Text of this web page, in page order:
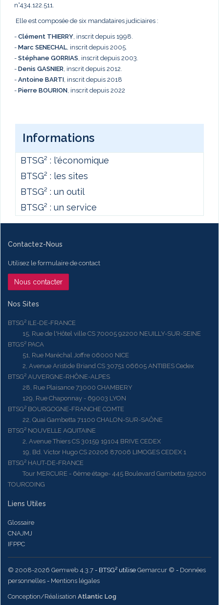
n°434.122.511.
Elle est composée de six mandataires judiciaires :
- Clément THIERRY, inscrit depuis 1998.
- Marc SENECHAL, inscrit depuis 2005.
- Stéphane GORRIAS, inscrit depuis 2003.
- Denis GASNIER, inscrit depuis 2012.
- Antoine BARTI, inscrit depuis 2018
- Pierre BOURION, inscrit depuis 2022
Informations
BTSG² : l'économique
BTSG² : les sites
BTSG² : un outil
BTSG² : un service
Contactez-Nous
Utilisez le formulaire de contact
Nous contacter
Nos Sites
BTSG² ILE-DE-FRANCE
15, Rue de l'Hôtel ville CS 70005 92200 NEUILLY-SUR-SEINE
BTGS² PACA
51, Rue Maréchal Joffre 06000 NICE
2, Avenue Aristide Briand CS 30751 06605 ANTIBES Cedex
BTSG² AUVERGNE-RHÔNE-ALPES
28, Rue Plaisance 73000 CHAMBERY
129, Rue Chaponnay - 69003 LYON
BTSG² BOURGOGNE-FRANCHE COMTE
22, Quai Gambetta 71100 CHALON-SUR-SAÔNE
BTSG² NOUVELLE AQUITAINE
2, Avenue Thiers CS 30159 19104 BRIVE CEDEX
19, Bd. Victor Hugo CS 20206 87006 LIMOGES CEDEX 1
BTSG² HAUT-DE-FRANCE
Tour MERCURE - 6ème étage- 445 Boulevard Gambetta 59200
TOURCOING
Liens Utiles
Glossaire
CNAJMJ
IFPPC
© 2008-2026 Gemweb 4.3.7 - BTSG² utilise Gemarcur © - Données
personnelles - Mentions légales
Conception/Réalisation Atlantic Log